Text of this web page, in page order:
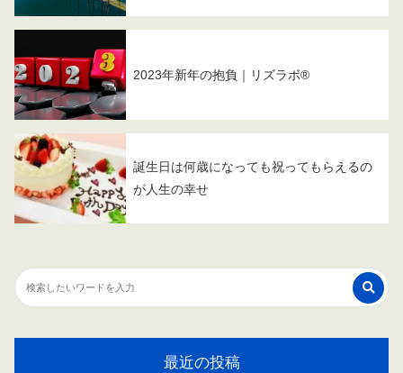
2023年新年の抱負｜リズラボ®️
誕生日は何歳になっても祝ってもらえるの
が人生の幸せ
最近の投稿